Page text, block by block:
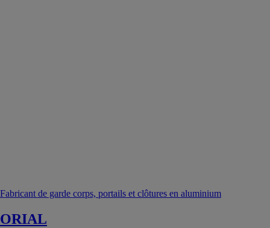
Fabricant de garde corps, portails et clôtures en aluminium
ORIAL